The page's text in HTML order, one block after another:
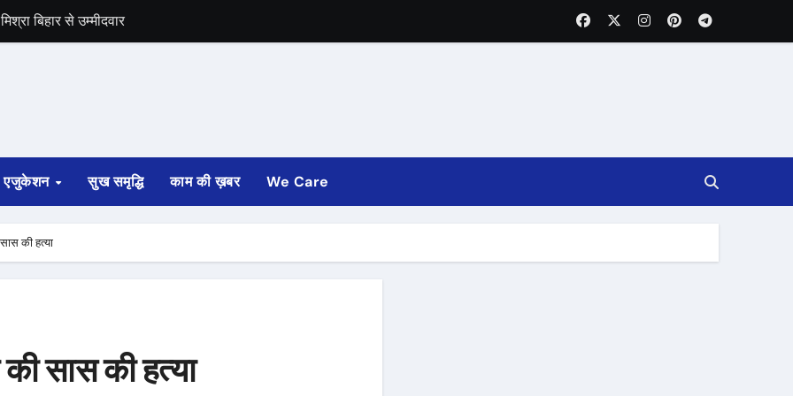
एजुकेशन सुख समृद्धि काम की ख़बर We Care
की हत्या
सास की हत्या